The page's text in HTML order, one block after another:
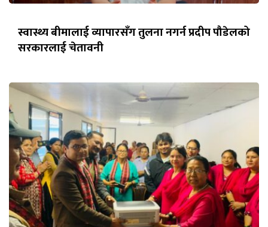
स्वास्थ्य बीमालाई व्यापारसँग तुलना नगर्न प्रदीप पौडेलको
सरकारलाई चेतावनी